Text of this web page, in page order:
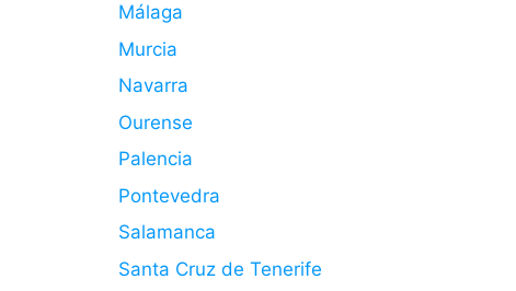
Málaga
Murcia
Navarra
Ourense
Palencia
Pontevedra
Salamanca
Santa Cruz de Tenerife